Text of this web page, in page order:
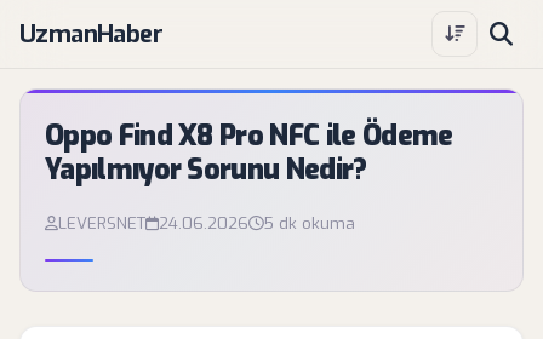
UzmanHaber
Oppo Find X8 Pro NFC ile Ödeme
Yapılmıyor Sorunu Nedir?
LEVERSNET 24.06.2026 5 dk okuma